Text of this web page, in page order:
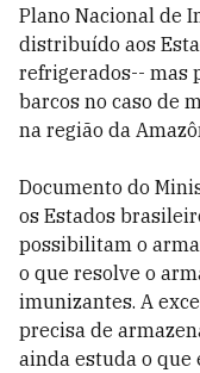
Plano Nacional de
distribuído aos
refrigerados-- mas
barcos no caso de
na região da
Documento do
os Estados
possibilitam o
o que resolve o
imunizantes. A
precisa de
ainda estuda o que